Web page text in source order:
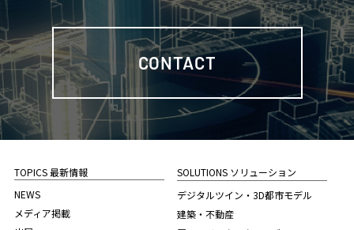
CONTACT
TOPICS 最新情報
NEWS
メディア掲載
SOLUTIONS ソリューション
デジタルツイン・3D都市モデル
建築・不動産